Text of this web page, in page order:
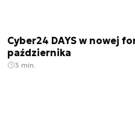
Cyber24 DAYS w nowej
października
3 min.